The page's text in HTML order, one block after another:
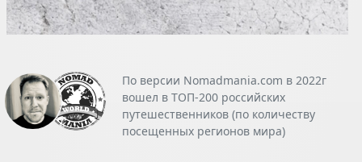
По версии Nomadmania.com в 2022г
вошел в ТОП-200 российских
путешественников (по количеству
посещенных регионов мира)